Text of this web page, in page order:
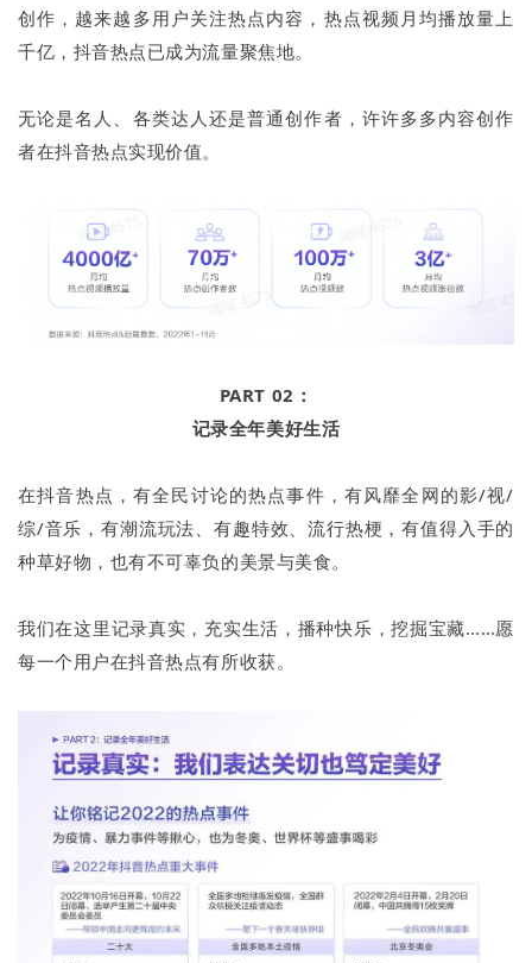
创作，越来越多用户关注热点内容，热点视频月均播放量上
千亿，抖音热点已成为流量聚焦地。
无论是名人、各类达人还是普通创作者，许许多多内容创作
者在抖音热点实现价值。
PART 02：
记录全年美好生活
在抖音热点，有全民讨论的热点事件，有风靡全网的影/视/
综/音乐，有潮流玩法、有趣特效、流行热梗，有值得入手的
种草好物，也有不可辜负的美景与美食。
我们在这里记录真实，充实生活，播种快乐，挖掘宝藏……愿
每一个用户在抖音热点有所收获。